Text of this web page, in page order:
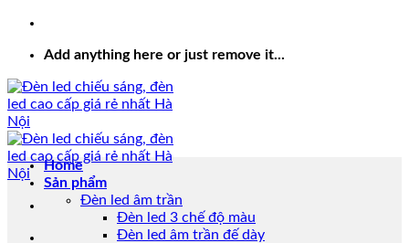
Add anything here or just remove it...
Home
Sản phẩm
Đèn led âm trần
Đèn led 3 chế độ màu
Đèn led âm trần đế dày